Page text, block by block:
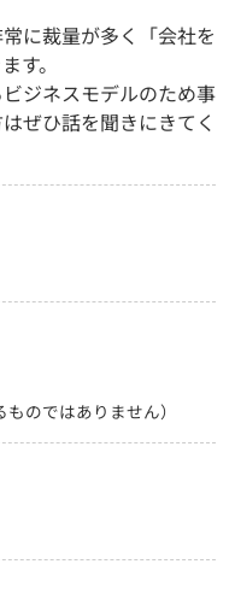
に裁量が多く「会社を
す。
ジネスモデルのため事
ぜひ話を聞きにきてく
のではありません）